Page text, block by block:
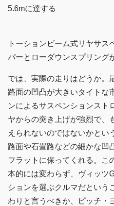
5.6mに達する
トーションビーム式リヤサ
パーとローダウンスプリング
では、実際の走りはどうか。
路面の凹凸が大きいタイトな
ンによるサスペンションスト
ヤからの突き上げが強烈で、
えられないのではないかとい
路面や石畳路などの細かな凹
フラットに保ってくれる。こ
本的には変わらず、ヴィッツ
ションを選ぶクルマだという
わりと言うべきか、ピッチ・